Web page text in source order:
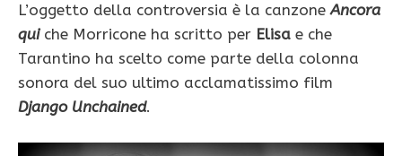
L’oggetto della controversia è la canzoneAncora
quiche Morricone ha scritto per Elisa e che
Tarantino ha scelto come parte della colonna
sonora del suo ultimo acclamatissimo film
Django Unchained.